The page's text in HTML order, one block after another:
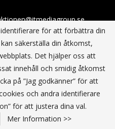
för att förbättra din
säkerställa din åtkomst,
Det hjälper oss att
innehåll och smidig åtkomst
på ”Jag godkänner” för att
och andra identifierare
för att justera dina val.
Mer Information >>